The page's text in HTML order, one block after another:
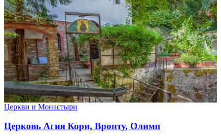
Церкви и Монастыри
Церковь Агия Кори, Вронту, Олимп